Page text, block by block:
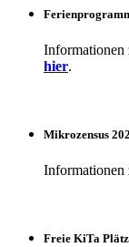
Informationen
hier.
Mikrozensus
Informationen
Freie KiTa